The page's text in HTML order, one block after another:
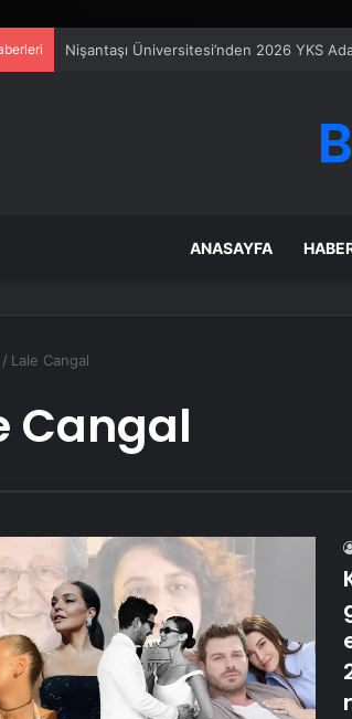
Nişantaşı Üniversitesi’nden 2026 YKS
ANASAYFA
/ Lale Cangal
Cangal